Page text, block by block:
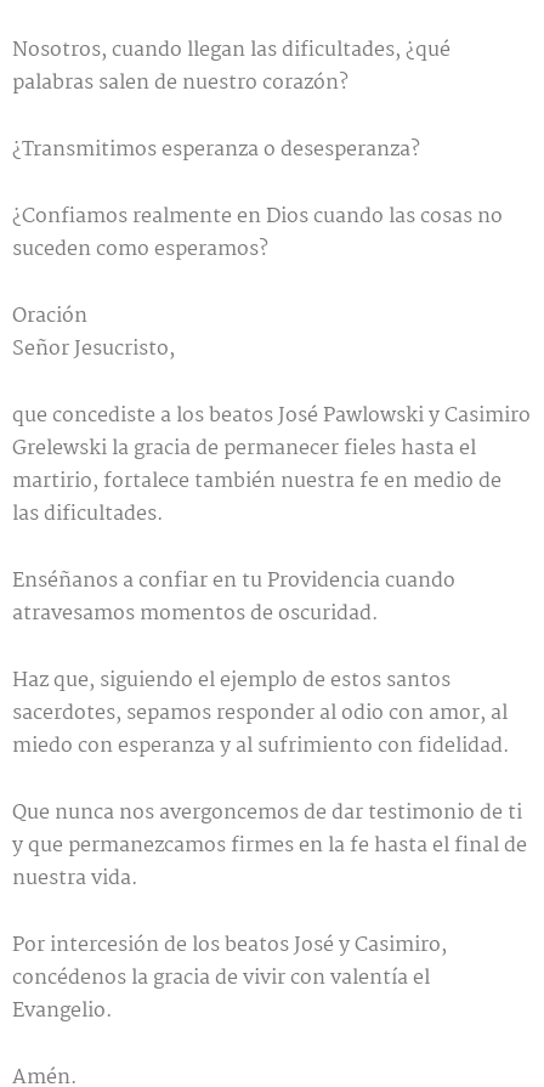
Nosotros, cuando llegan las dificultades, ¿qué
palabras salen de nuestro corazón?
¿Transmitimos esperanza o desesperanza?
¿Confiamos realmente en Dios cuando las cosas no
suceden como esperamos?
Oración
Señor Jesucristo,
que concediste a los beatos José Pawlowski y Casimiro
Grelewski la gracia de permanecer fieles hasta el
martirio, fortalece también nuestra fe en medio de
las dificultades.
Enséñanos a confiar en tu Providencia cuando
atravesamos momentos de oscuridad.
Haz que, siguiendo el ejemplo de estos santos
sacerdotes, sepamos responder al odio con amor, al
miedo con esperanza y al sufrimiento con fidelidad.
Que nunca nos avergoncemos de dar testimonio de ti
y que permanezcamos firmes en la fe hasta el final de
nuestra vida.
Por intercesión de los beatos José y Casimiro,
concédenos la gracia de vivir con valentía el
Evangelio.
Amén.